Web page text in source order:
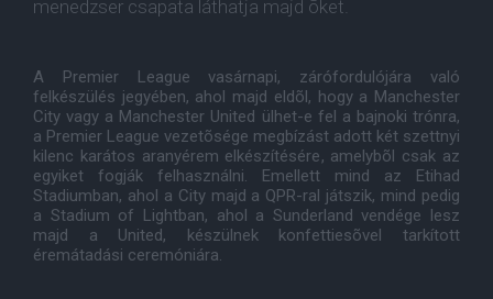
menedzser csapata láthatja majd õket.
A Premier League vasárnapi, zárófordulójára való
felkészülés jegyében, ahol majd eldõl, hogy a Manchester
City vagy a Manchester United ülhet-e fel a bajnoki trónra,
a Premier League vezetõsége megbízást adott két szettnyi
kilenc karátos aranyérem elkészítésére, amelybõl csak az
egyiket fogják felhasználni. Emellett mind az Etihad
Stadiumban, ahol a City majd a QPR-ral játszik, mind pedig
a Stadium of Lightban, ahol a Sunderland vendége lesz
majd a United, készülnek konfettiesõvel tarkított
éremátadási ceremóniára.